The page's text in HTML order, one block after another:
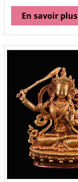
En savoir plus